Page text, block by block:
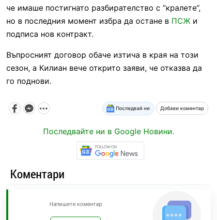
че имаше постигнато разбирателство с “кралете”,
но в последния момент избра да остане в ПСЖи
подписа нов контракт.
Въпросният договор обаче изтича в края на този
сезон, а Килиан вече открито заяви, че отказва да
го поднови.
Последвай ни Добави коментар
Последвайте ни в Google Новини.
Коментари
Напишете коментар